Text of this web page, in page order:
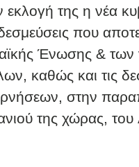
εκλογή της η νέα
που
Ένωσης & των
καθώς και τις
στην
της χώρας, του